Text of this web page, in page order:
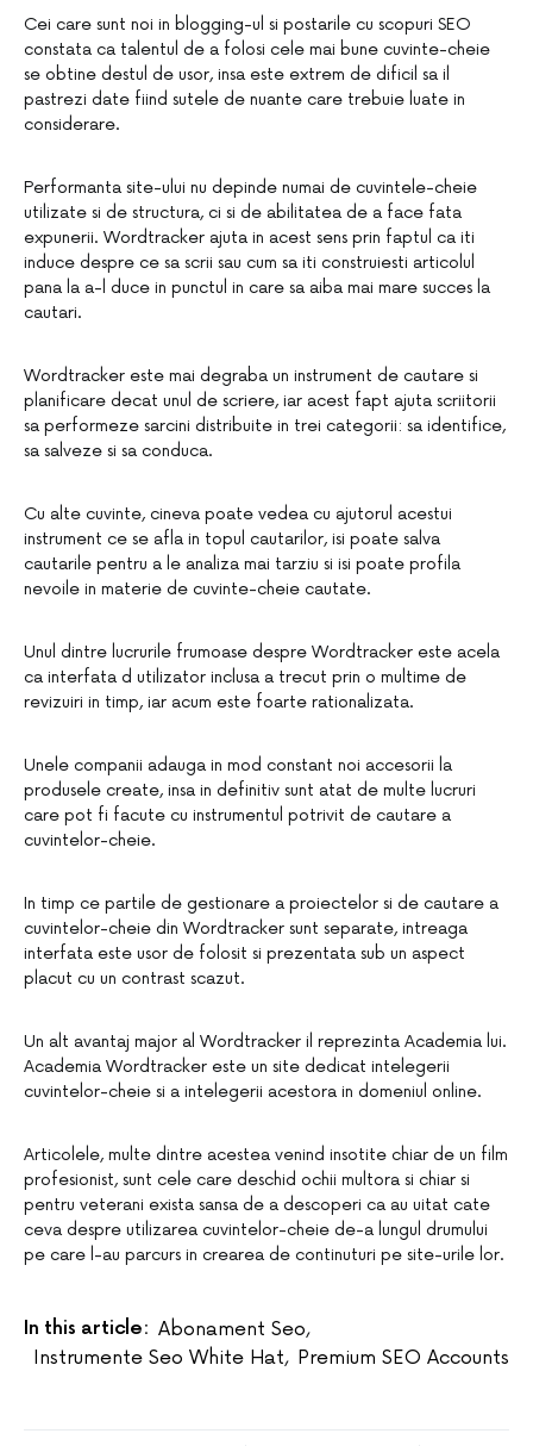
Cei care sunt noi in blogging-ul si postarile cu scopuri SEO
constata ca talentul de a folosi cele mai bune cuvinte-cheie
se obtine destul de usor, insa este extrem de dificil sa il
pastrezi date fiind sutele de nuante care trebuie luate in
considerare.
Performanta site-ului nu depinde numai de cuvintele-cheie
utilizate si de structura, ci si de abilitatea de a face fata
expunerii. Wordtracker ajuta in acest sens prin faptul ca iti
induce despre ce sa scrii sau cum sa iti construiesti articolul
pana la a-l duce in punctul in care sa aiba mai mare succes la
cautari.
Wordtracker este mai degraba un instrument de cautare si
planificare decat unul de scriere, iar acest fapt ajuta scriitorii
sa performeze sarcini distribuite in trei categorii: sa identifice,
sa salveze si sa conduca.
Cu alte cuvinte, cineva poate vedea cu ajutorul acestui
instrument ce se afla in topul cautarilor, isi poate salva
cautarile pentru a le analiza mai tarziu si isi poate profila
nevoile in materie de cuvinte-cheie cautate.
Unul dintre lucrurile frumoase despre Wordtracker este acela
ca interfata d utilizator inclusa a trecut prin o multime de
revizuiri in timp, iar acum este foarte rationalizata.
Unele companii adauga in mod constant noi accesorii la
produsele create, insa in definitiv sunt atat de multe lucruri
care pot fi facute cu instrumentul potrivit de cautare a
cuvintelor-cheie.
In timp ce partile de gestionare a proiectelor si de cautare a
cuvintelor-cheie din Wordtracker sunt separate, intreaga
interfata este usor de folosit si prezentata sub un aspect
placut cu un contrast scazut.
Un alt avantaj major al Wordtracker il reprezinta Academia lui.
Academia Wordtracker este un site dedicat intelegerii
cuvintelor-cheie si a intelegerii acestora in domeniul online.
Articolele, multe dintre acestea venind insotite chiar de un film
profesionist, sunt cele care deschid ochii multora si chiar si
pentru veterani exista sansa de a descoperi ca au uitat cate
ceva despre utilizarea cuvintelor-cheie de-a lungul drumului
pe care l-au parcurs in crearea de continuturi pe site-urile lor.
In this article: Abonament Seo,
Instrumente Seo White Hat, Premium SEO Accounts